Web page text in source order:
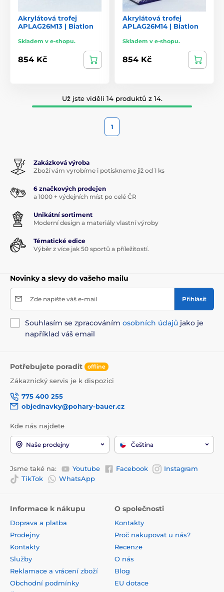
Akrylátová trofej
APLAG26M13 | Biatlon
Skladem v e-shopu.
854 Kč
Akrylátová trofej
APLAG26M14 | Biatlon
Skladem v e-shopu.
854 Kč
Už jste viděli 14 produktů z 14.
1
Zakázková výroba
Zboží vám vyrobíme i potiskneme již od 1 ks
6 značkových prodejen
a 1000 + výdejních míst po celé ČR
Unikátní sortiment
Moderní design a materiály vlastní výroby
Tématické edice
Výběr z více jak 50 sportů a příležitostí.
Novinky a slevy do vašeho mailu
Zde napište váš e-mail Přihlásit
Souhlasím se zpracováním osobních údajů jako je
například váš email
Potřebujete poradit offline
Zákaznický servis je k dispozici
775 400 255
objednavky@pohary-bauer.cz
Kde nás najdete
Naše prodejny Čeština
Jsme také na: Youtube Facebook
Instagram
TikTok
WhatsApp
Informace k nákupu
Doprava a platba
Prodejny
Kontakty
Služby
Reklamace a vrácení zboží
Obchodní podmínky
O společnosti
Kontakty
Proč nakupovat u nás?
Recenze
O nás
Blog
EU dotace